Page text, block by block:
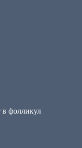
в фолликул